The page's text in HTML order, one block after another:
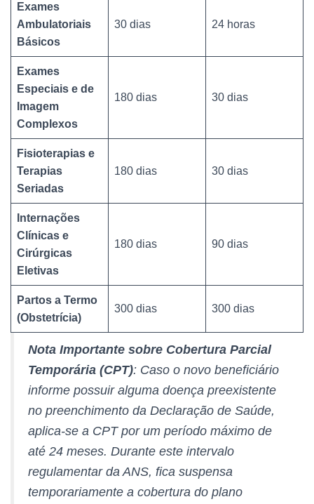
Exames
Ambulatoriais
Básicos
30 dias 24 horas
Exames
Especiais e de
Imagem
Complexos
180 dias 30 dias
Fisioterapias e
Terapias
Seriadas
180 dias 30 dias
Internações
Clínicas e
Cirúrgicas
Eletivas
180 dias 90 dias
Partos a Termo
(Obstetrícia)
300 dias 300 dias
Nota Importante sobre Cobertura Parcial
Temporária (CPT): Caso o novo beneficiário
informe possuir alguma doença preexistente
no preenchimento da Declaração de Saúde,
aplica-se a CPT por um período máximo de
até 24 meses. Durante este intervalo
regulamentar da ANS, fica suspensa
temporariamente a cobertura do plano